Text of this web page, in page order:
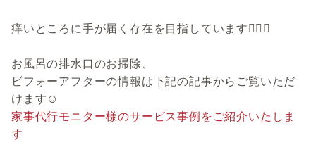
痒いところに手が届く存在を目指しています🙆‍♀️✨
お風呂の排水口のお掃除、
ビフォーアフターの情報は下記の記事からご覧いただ
けます☺
家事代行モニター様のサービス事例をご紹介いたしま
す